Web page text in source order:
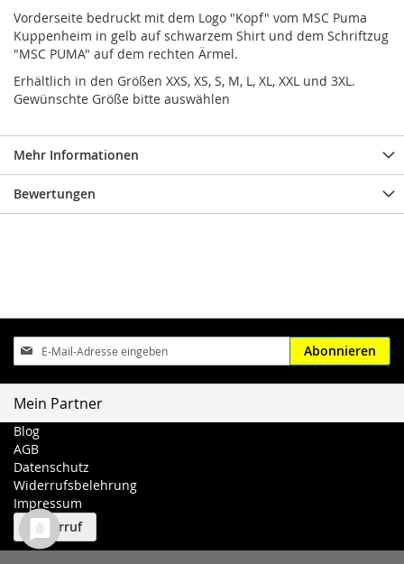
Vorderseite bedruckt mit dem Logo "Kopf" vom MSC Puma
Kuppenheim in gelb auf schwarzem Shirt und dem Schriftzug
"MSC PUMA" auf dem rechten Ärmel.
Erhältlich in den Größen XXS, XS, S, M, L, XL, XXL und 3XL.
Gewünschte Größe bitte auswählen
Mehr Informationen
Bewertungen
Anmeldung
zum
Newsletter:
Abonnieren
Mein Partner
Blog
AGB
Datenschutz
Widerrufsbelehrung
Impressum
Widerruf